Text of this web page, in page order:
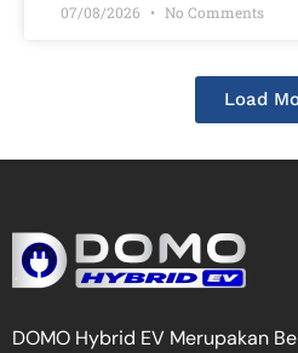
07/08/2026 No Comments
Load
DOMO Hybrid EV Merupakan